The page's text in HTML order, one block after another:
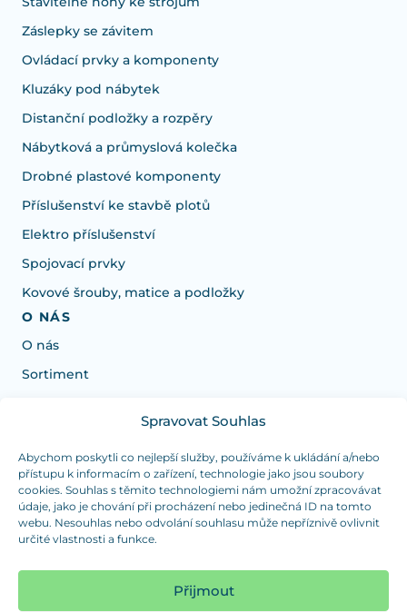
Spravovat Souhlas
Abychom poskytli co nejlepší služby, používáme k ukládání a/nebo
přístupu k informacím o zařízení, technologie jako jsou soubory
cookies. Souhlas s těmito technologiemi nám umožní zpracovávat
údaje, jako je chování při procházení nebo jedinečná ID na tomto
webu. Nesouhlas nebo odvolání souhlasu může nepříznivě ovlivnit
určité vlastnosti a funkce.
Přijmout
Záslepky se závitem
Ovládací prvky a komponenty
Kluzáky pod nábytek
Distanční podložky a rozpěry
Nábytková a průmyslová kolečka
Drobné plastové komponenty
Příslušenství ke stavbě plotů
Elektro příslušenství
Spojovací prvky
Kovové šrouby, matice a podložky
O NÁS
O nás
Sortiment
Potřebujete poradit s výběrem?
Jsme tu pro vás Pondělí-Čtvrtek od: 7:30 - 15:30 hodin
a Pátek od 7:30 - 14:30 hodin
info@dualpraha.cz +420 725 802 767
(platba pouze v hotovosti)
Jsme tu pro vás Pondělí-Čtvrtek od: 7:30 - 15:30 hodin